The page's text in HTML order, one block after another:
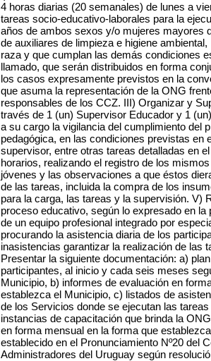
4 horas diarias (20 semanales) de lunes a
tareas socio-educativo-laborales para la
años de ambos sexos y/o mujeres mayores
de auxiliares de limpieza e higiene
raza y que cumplan las demás condiciones
llamado, que serán distribuidos en forma
los casos expresamente previstos en la
que asuma la representación de la ONG
responsables de los CCZ. III) Organizar y
través de 1 (un) Supervisor Educador y 1
a su cargo la vigilancia del cumplimiento del
pedagógica, en las condiciones previstas en
supervisor, entre otras tareas detalladas en
horarios, realizando el registro de los
jóvenes y las observaciones a que éstos
de las tareas, incluida la compra de los
para la carga, las tareas y la supervisión. V)
proceso educativo, según lo expresado en
de un equipo profesional integrado por
procurando la asistencia diaria de los
inasistencias garantizar la realización de las
Presentar la siguiente documentación: a)
participantes, al inicio y cada seis meses
Municipio, b) informes de evaluación en
establezca el Municipio, c) listados de
de los Servicios donde se ejecutan las
instancias de capacitación que brinda la
en forma mensual en la forma que
establecido en el Pronunciamiento Nº20 del
Administradores del Uruguay según